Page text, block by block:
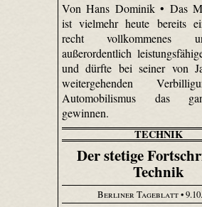
Von Hans Dominik • Das
ist vielmehr heute bereits
recht vollkommenes
außerordentlich
und dürfte bei seiner von
weitergehenden
Automobilismus das
gewinnen.
TECHNIK
Der stetige
Technik
Berliner Tageblatt•